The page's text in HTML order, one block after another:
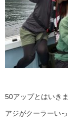
50アップとはいき
アジがクーラーい